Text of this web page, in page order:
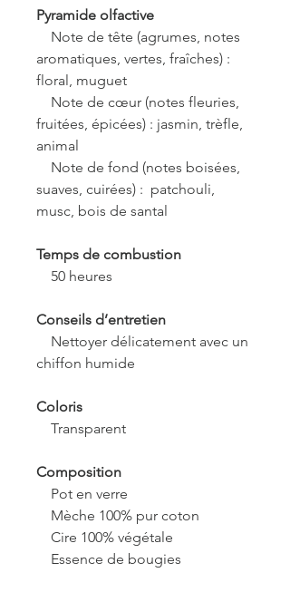
Pyramide olfactive
Note de tête (agrumes, notes
aromatiques, vertes, fraîches) :
floral, muguet
Note de cœur (notes fleuries,
fruitées, épicées) : jasmin, trèfle,
animal
Note de fond (notes boisées,
suaves, cuirées) : patchouli,
musc, bois de santal
Temps de combustion
50 heures
Conseils d’entretien
Nettoyer délicatement avec un
chiffon humide
Coloris
Transparent
Composition
Pot en verre
Mèche 100% pur coton
Cire 100% végétale
Essence de bougies